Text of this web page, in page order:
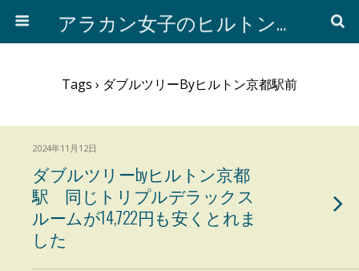
アラカン女子のヒルトン活用法ータイムシェアとホテル
Tags › ダブルツリーbyヒルトン京都駅前
2024年11月12日
ダブルツリーbyヒルトン京都
駅 同じトリプルデラックス
ルームが14,722円も安くとれま
した